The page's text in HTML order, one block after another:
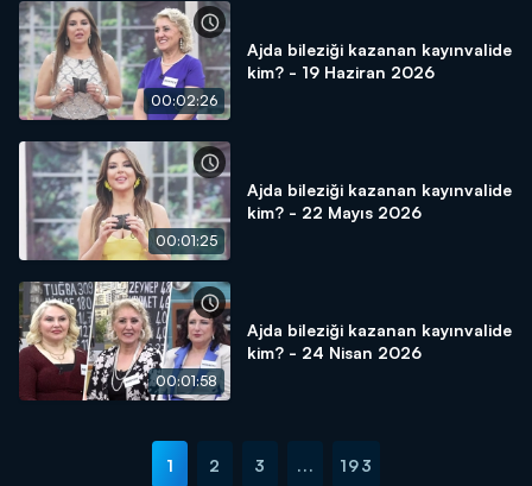
00:02:26
Ajda bileziği kazanan kayınvalide
kim? - 19 Haziran 2026
00:01:25
Ajda bileziği kazanan kayınvalide
kim? - 22 Mayıs 2026
00:01:58
Ajda bileziği kazanan kayınvalide
kim? - 24 Nisan 2026
1 2 3 ... 193